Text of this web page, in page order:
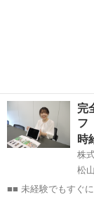
完
フ
時
株
松
■■ 未経験でもすぐ